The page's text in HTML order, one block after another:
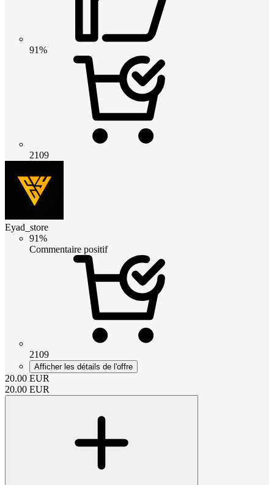
91%
2109
Eyad_store
91%
Commentaire positif
2109
Afficher les détails de l'offre
20.00 EUR
20.00 EUR